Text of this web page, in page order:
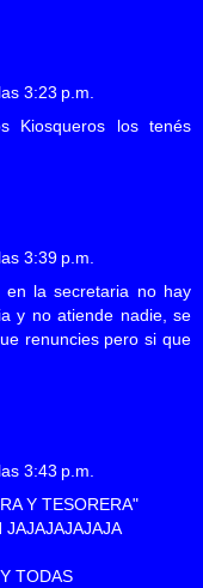
3:23 p.m.
Kiosqueros los tenés
3:39 p.m.
la secretaria no hay
y no atiende nadie, se
renuncies pero si que
3:43 p.m.
Y TESORERA"
JAJAJAJAJAJA
TODAS